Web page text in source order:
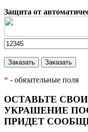
Защита от
* - обязательные поля
ОСТАВЬТЕ
УКРАШЕНИЕ
ПРИДЕТ